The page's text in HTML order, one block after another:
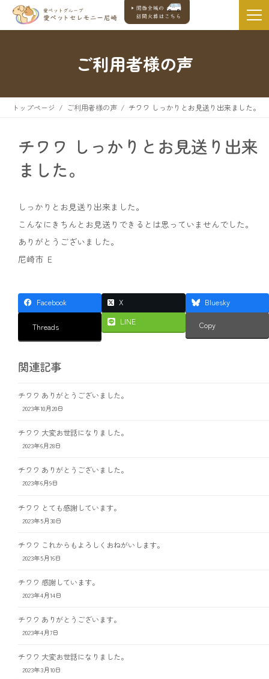
ご利用者様の声
トップページ ご利用者様の声 チワワ しっかりとお見送り出来ました。
チワワ しっかりとお見送り出来
ました。
しっかりとお見送り出来ました。
こんなにきちんとお見送りできるとは思っていませんでした。
ありがとうございました。
尼崎市 Ｅ
Facebook X Bluesky
Threads LINE Copy
関連記事
チワワ ありがとうございました。
2023年10月20日
チワワ 大変お世話になりました。
2023年6月28日
チワワ ありがとうございました。
2023年6月9日
チワワ とても感謝しています。
2023年5月30日
チワワ これからもよろしくおねがいします。
2023年5月16日
チワワ 感謝しています。
2023年4月14日
チワワ ありがとうございます。
2023年4月7日
チワワ 大変お世話になりました。
2023年3月10日